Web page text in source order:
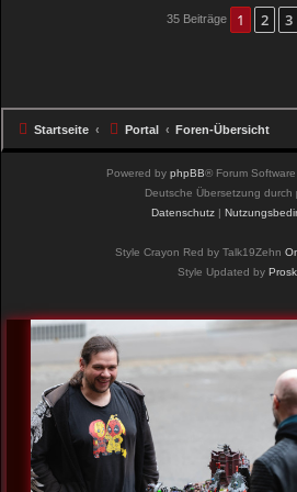
35 Beiträge 1 2 3
Startseite Portal Foren-Übersicht
Powered by phpBB® Forum
Deutsche Übersetzung durch
Datenschutz|
Style Crayon Red by Talk19Zehn
Style Updated by